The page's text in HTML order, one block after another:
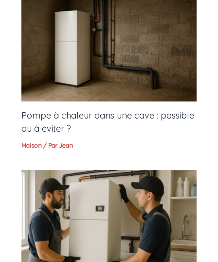
Pompe à chaleur dans une cave : possible
ou à éviter ?
Maison / ParJean